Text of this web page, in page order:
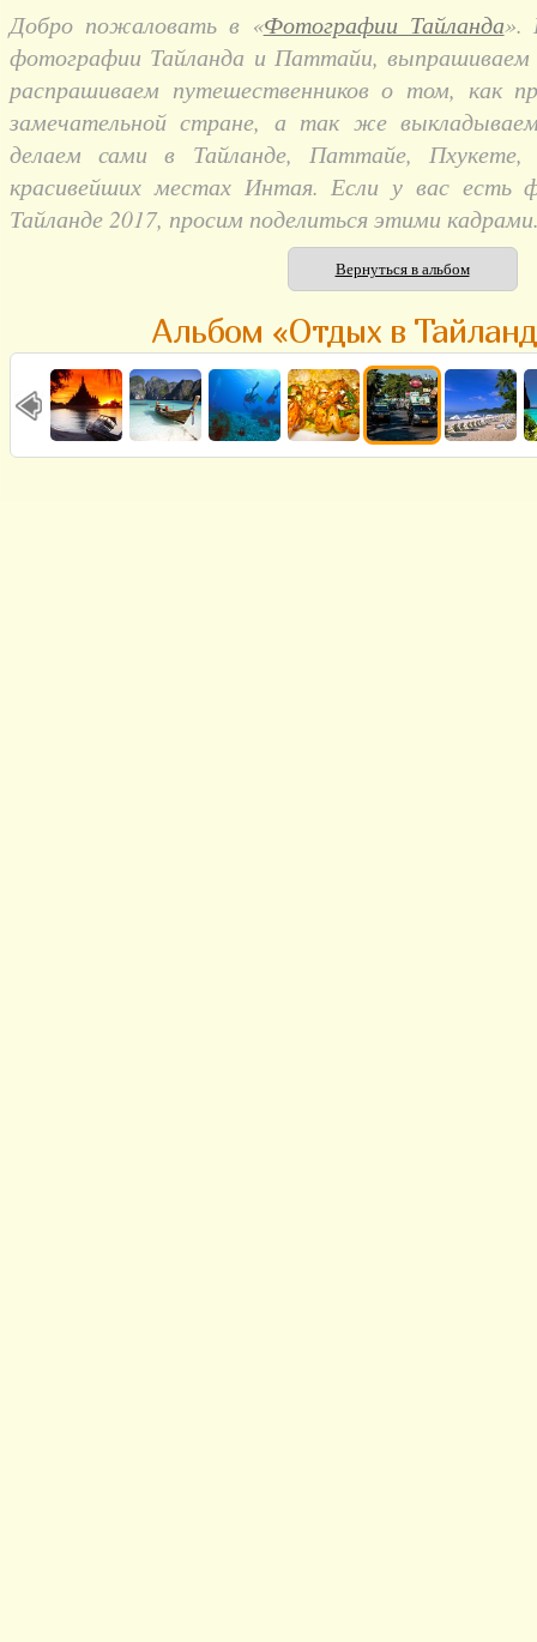
Добро пожаловать в «Фотографии Тайланда».
фотографии Тайланда и Паттайи, выпрашиваем
распрашиваем путешественников о том, как
замечательной стране, а так же
делаем сами в Тайланде, Паттайе,
красивейших местах Интая. Если у вас есть
Тайланде 2017, просим поделиться этими
Вернуться в альбом
Альбом «Отдых в